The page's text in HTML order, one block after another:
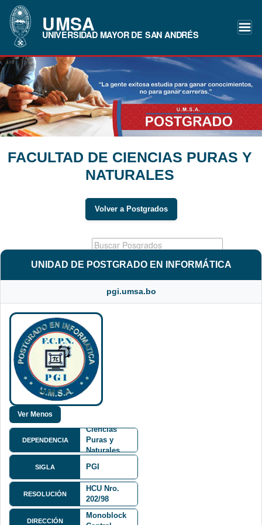
UMSA
UNIVERSIDAD MAYOR DE SAN ANDRÉS
FACULTAD DE CIENCIAS PURAS Y
NATURALES
Volver a Postgrados
UNIDAD DE POSTGRADO EN INFORMÁTICA
pgi.umsa.bo
DEPENDENCIA
Ciencias
Puras y
Naturales
SIGLA PGI
RESOLUCIÓN
HCU Nro.
202/98
DIRECCIÓN
Av. Villazón
Nº 1995
Monoblock